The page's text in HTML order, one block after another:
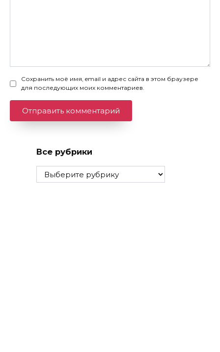
Сохранить моё имя, email и адрес сайта в этом браузере
для последующих моих комментариев.
Все рубрики
Все
рубрики